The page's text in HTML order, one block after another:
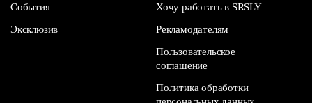
События
Эксклюзив
Хочу работать в SRSLY
Рекламодателям
Пользовательское
соглашение
Политика обработки